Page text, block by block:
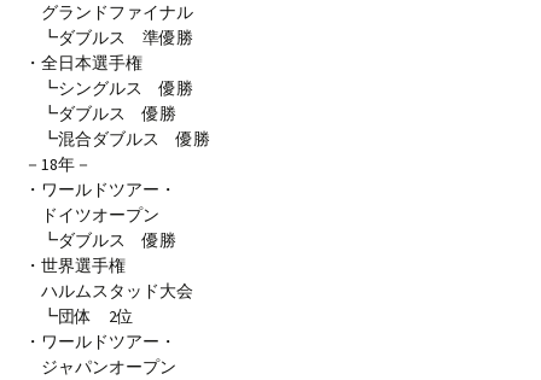
グランドファイナル
┗ダブルス 準優勝
・全日本選手権
┗シングルス 優勝
┗ダブルス 優勝
┗混合ダブルス 優勝
－18年－
・ワールドツアー・
ドイツオープン
┗ダブルス 優勝
・世界選手権
ハルムスタッド大会
┗団体 2位
・ワールドツアー・
ジャパンオープン